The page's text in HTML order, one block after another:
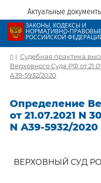
Актуальные
ЗАКОНЫ, КОДЕКСЫ И
НОРМАТИВНО-
РОССИЙСКОЙ
| Судебная практика
Верховного Суда РФ от
А39-5932/2020
Определение
от 21.07.2021 N
N А39-5932/2020
ВЕРХОВНЫЙ СУД